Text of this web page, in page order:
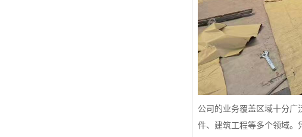
公司的业务覆盖区域十分
件、建筑工程等多个领域。